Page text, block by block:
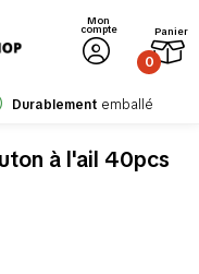
0
Panier
Mon
compte
Durablementemballé
à l'ail 40pcs